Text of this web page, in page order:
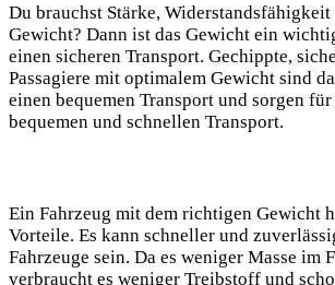
Du brauchst Stärke,
Gewicht? Dann ist das Gewicht ein
einen sicheren ⁢Transport. ‌Gechippte,
Passagiere mit optimalem‌ Gewicht sind⁣
einen bequemen Transport⁤ und sorgen
bequemen und schnellen Transport.
Ein Fahrzeug mit dem richtigen Gewicht
Vorteile. Es kann schneller ⁣und
Fahrzeuge sein. Da es⁢ weniger ‍Masse im
verbraucht⁤ es weniger⁢ Treibstoff⁤ und